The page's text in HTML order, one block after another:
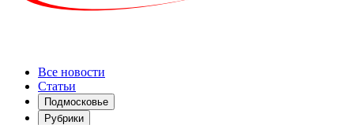
Все новости
Статьи
Подмосковье
Рубрики